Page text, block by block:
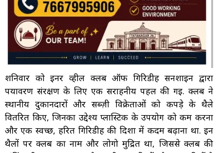
शनिवार को इनर व्हील क्लब ऑफ गिरिडीह सनशाइन द्वारा
पर्यावरण संरक्षण के लिए एक सराहनीय पहल की गई. क्लब ने
स्थानीय दुकानदारों और सब्ज़ी विक्रेताओं को कपड़े के थैले
वितरित किए, जिनका उद्देश्य प्लास्टिक के उपयोग को कम करना
और एक स्वच्छ, हरित गिरिडीह की दिशा में कदम बढ़ाना था. इन
थैलों पर क्लब का नाम और लोगो मुद्रित था, जिससे क्लब की